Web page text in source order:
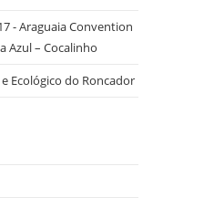
- Araguaia Convention
Azul – Cocalinho
Ecológico do Roncador